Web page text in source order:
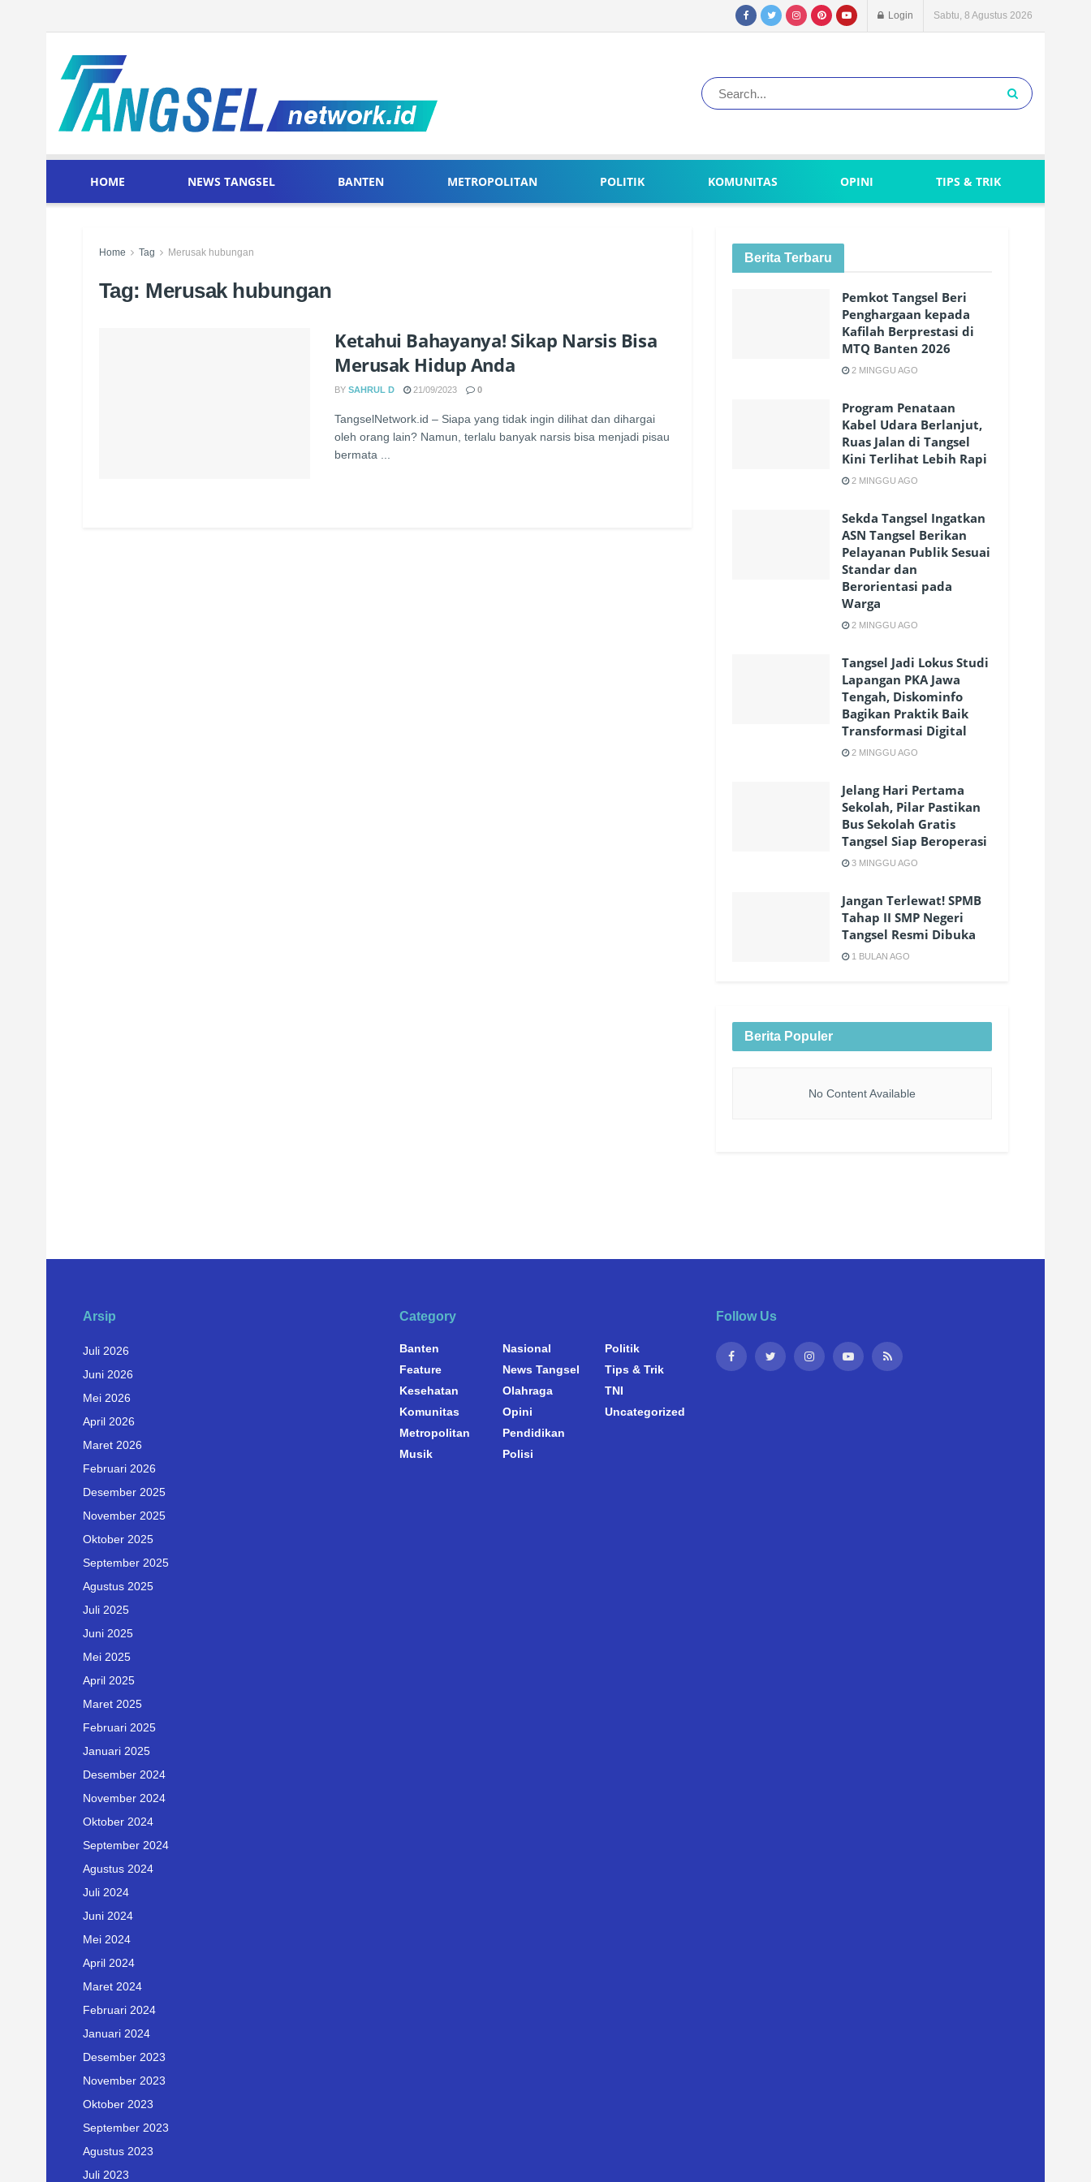
Login Sabtu, 8 Agustus 2026
HOME NEWS TANGSEL BANTEN METROPOLITAN POLITIK KOMUNITAS OPINI TIPS & TRIK
Home Tag Merusak hubungan
Tag: Merusak hubungan
Ketahui Bahayanya! Sikap Narsis Bisa
Merusak Hidup Anda
BY SAHRUL D 21/09/2023 0
TangselNetwork.id – Siapa yang tidak ingin dilihat dan dihargai
oleh orang lain? Namun, terlalu banyak narsis bisa menjadi pisau
bermata ...
Berita Terbaru
Pemkot Tangsel Beri
Penghargaan kepada
Kafilah Berprestasi di
MTQ Banten 2026
2 MINGGU AGO
Program Penataan
Kabel Udara Berlanjut,
Ruas Jalan di Tangsel
Kini Terlihat Lebih Rapi
2 MINGGU AGO
Sekda Tangsel Ingatkan
ASN Tangsel Berikan
Pelayanan Publik Sesuai
Standar dan
Berorientasi pada
Warga
2 MINGGU AGO
Tangsel Jadi Lokus Studi
Lapangan PKA Jawa
Tengah, Diskominfo
Bagikan Praktik Baik
Transformasi Digital
2 MINGGU AGO
Jelang Hari Pertama
Sekolah, Pilar Pastikan
Bus Sekolah Gratis
Tangsel Siap Beroperasi
3 MINGGU AGO
Jangan Terlewat! SPMB
Tahap II SMP Negeri
Tangsel Resmi Dibuka
1 BULAN AGO
Berita Populer
No Content Available
Arsip
Juli 2026
Juni 2026
Mei 2026
April 2026
Maret 2026
Februari 2026
Desember 2025
November 2025
Oktober 2025
September 2025
Agustus 2025
Juli 2025
Juni 2025
Mei 2025
April 2025
Maret 2025
Februari 2025
Januari 2025
Desember 2024
November 2024
Oktober 2024
September 2024
Agustus 2024
Juli 2024
Juni 2024
Mei 2024
April 2024
Maret 2024
Februari 2024
Januari 2024
Desember 2023
November 2023
Oktober 2023
September 2023
Agustus 2023
Juli 2023
Category
Banten
Feature
Kesehatan
Komunitas
Metropolitan
Musik
Nasional
News Tangsel
Olahraga
Opini
Pendidikan
Polisi
Politik
Tips & Trik
TNI
Uncategorized
Follow Us